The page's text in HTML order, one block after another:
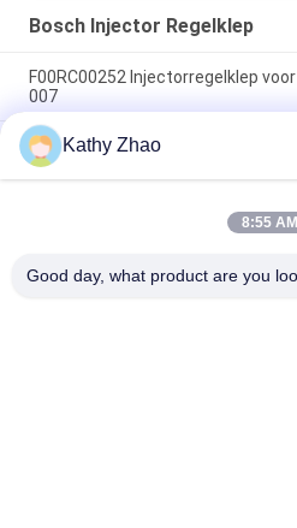
Bosch Injector Regelklep
F00RC00252 Injectorregelklep
007
Premium kwaliteit F00ZC01309
Duurzame dieselmotor
Common Rail Injector Regelklep
Injector Regelklep F 00V C01 538
Kathy Zhao
8:55 AM
Good day, what product are you